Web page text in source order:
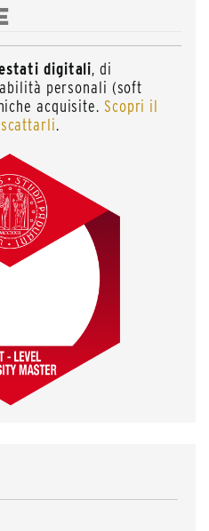
digitali, di
personali (soft
acquisite. Scopri il
.